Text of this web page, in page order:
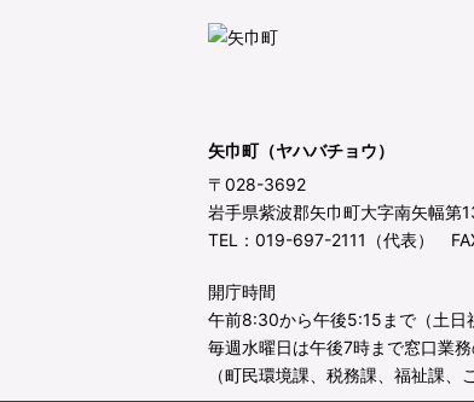
矢巾町（ヤハバチョウ）
〒028-3692
岩手県紫波郡矢巾町大字南矢幅第
TEL：019-697-2111（代表）
開庁時間
午前8:30から午後5:15まで（土日
毎週水曜日は午後7時まで窓口業
（町民環境課、税務課、福祉課、